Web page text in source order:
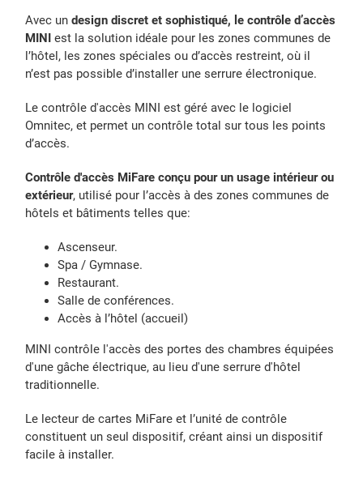
Avec un design discret et sophistiqué, le contrôle d’accès
MINI est la solution idéale pour les zones communes de
l’hôtel, les zones spéciales ou d’accès restreint, où il
n’est pas possible d’installer une serrure électronique.
Le contrôle d'accès MINI est géré avec le logiciel
Omnitec, et permet un contrôle total sur tous les points
d’accès.
Contrôle d'accès MiFare conçu pour un usage intérieur ou
extérieur, utilisé pour l’accès à des zones communes de
hôtels et bâtiments telles que:
Ascenseur.
Spa / Gymnase.
Restaurant.
Salle de conférences.
Accès à l’hôtel (accueil)
MINI contrôle l'accès des portes des chambres équipées
d'une gâche électrique, au lieu d'une serrure d'hôtel
traditionnelle.
Le lecteur de cartes MiFare et l’unité de contrôle
constituent un seul dispositif, créant ainsi un dispositif
facile à installer.